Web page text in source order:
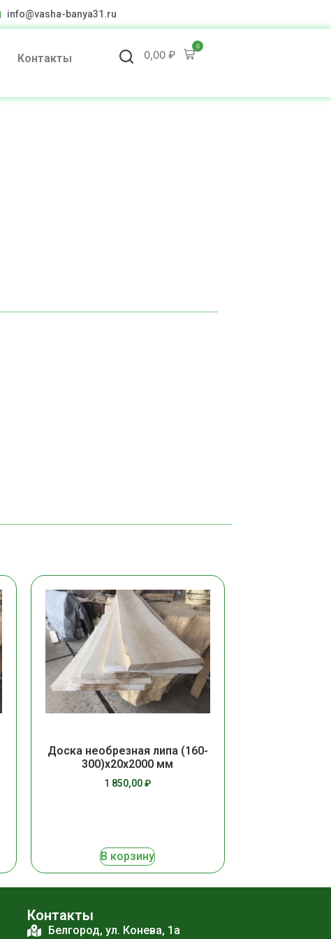
info@vasha-banya31.ru
Контакты 0,00₽
0
Доска необрезная липа (160-
300)х20х2000 мм
1 850,00₽
В корзину
Контакты
Белгород, ул. Конева, 1а